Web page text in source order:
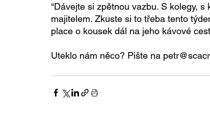
“Dávejte si zpětnou vazbu. S kolegy,
majitelem. Zkuste si to třeba tento
place o kousek dál na jeho kávové
Uteklo nám něco? Pište na